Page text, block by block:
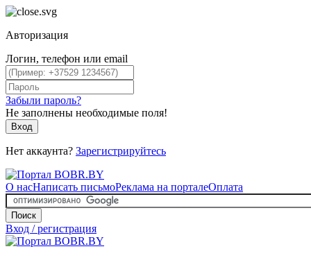
Авторизация
Логин, телефон или email
Забыли пароль?
Не заполнены необходимые поля!
Вход
Нет аккаунта? Зарегистрируйтесь
О насНаписать письмоРеклама на порталеОплата
Поиск
Вход / регистрация